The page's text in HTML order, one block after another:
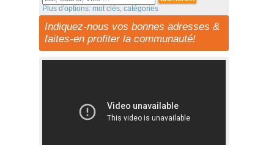
Plus d'options: mot clés, catégories
Indiquez-nous vos bonnes adresses &
faites-en profiter la communauté!